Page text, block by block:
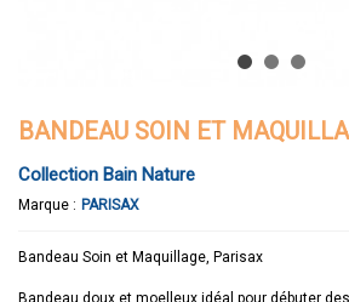
BANDEAU SOIN ET
Collection Bain Nature
Marque : PARISAX
Bandeau Soin et Maquillage, Parisax
Bandeau doux et moelleux idéal pour débuter